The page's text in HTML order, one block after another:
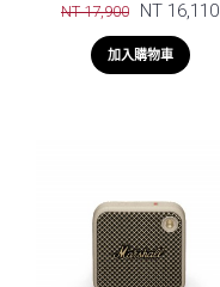
NT 17,900 NT 16,110
加入購物車